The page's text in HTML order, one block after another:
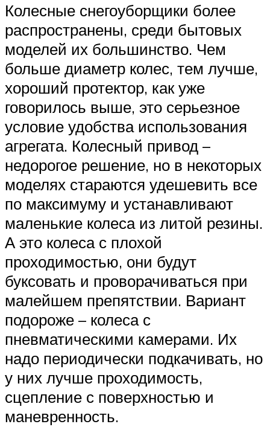
Колесные снегоуборщики более
распространены, среди бытовых
моделей их большинство. Чем
больше диаметр колес, тем лучше,
хороший протектор, как уже
говорилось выше, это серьезное
условие удобства использования
агрегата. Колесный привод –
недорогое решение, но в некоторых
моделях стараются удешевить все
по максимуму и устанавливают
маленькие колеса из литой резины.
А это колеса с плохой
проходимостью, они будут
буксовать и проворачиваться при
малейшем препятствии. Вариант
подороже – колеса с
пневматическими камерами. Их
надо периодически подкачивать, но
у них лучше проходимость,
сцепление с поверхностью и
маневренность.